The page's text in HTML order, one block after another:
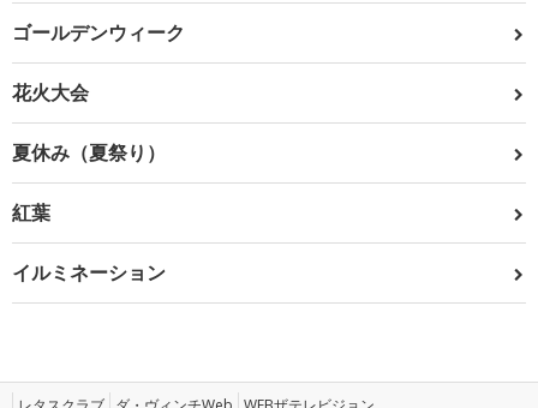
ゴールデンウィーク
花火大会
夏休み（夏祭り）
紅葉
イルミネーション